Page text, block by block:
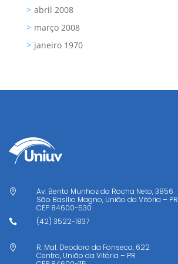
abril 2008
março 2008
janeiro 1970

Av. Bento Munhoz da Rocha Neto, 3856
São Basílio Magno, União da Vitória – PR
CEP 84600-530
 (42) 3522-1837

R. Mal. Deodoro da Fonseca, 622
Centro, União da Vitória – PR